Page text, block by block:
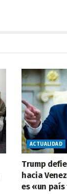
ACTUALIDAD
Trump
hacia
es «un país